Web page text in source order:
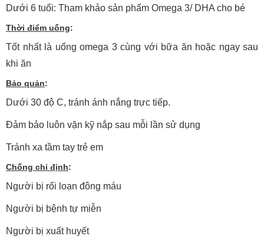
Dưới 6 tuổi: Tham khảo sản phẩm Omega 3/ DHA cho bé
Thời điểm uống:
Tốt nhất là uống omega 3 cùng với bữa ăn hoặc ngay sau
khi ăn
Bảo quản:
Dưới 30 độ C, tránh ánh nắng trực tiếp.
Đảm bảo luôn vặn kỹ nắp sau mỗi lần sử dụng
Tránh xa tầm tay trẻ em
Chống chỉ định:
Người bị rối loạn đông máu
Người bị bệnh tự miễn
Người bị xuất huyết